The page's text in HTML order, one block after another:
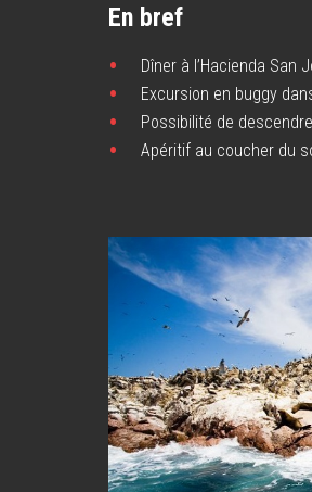
En bref
Dîner à l’Hacienda San
Excursion en buggy
Possibilité de
Apéritif au coucher du